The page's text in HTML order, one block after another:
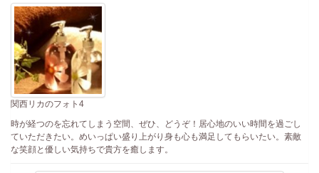
関西リカのフォト4
時が経つのを忘れてしまう空間、ぜひ、どうぞ！居心地のいい時間を過ごし
ていただきたい。めいっぱい盛り上がり身も心も満足してもらいたい。素敵
な笑顔と優しい気持ちで貴方を癒します。